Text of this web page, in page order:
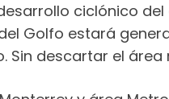
ciclónico
Golfo estará
Sin descartar el